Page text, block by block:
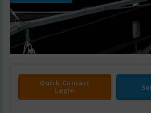
Quick Contact
Login